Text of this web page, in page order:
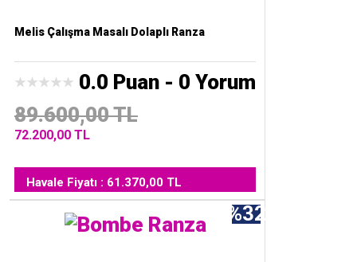
Melis Çalışma Masalı Dolaplı Ranza
0.0 Puan - 0 Yorum
89.600,00 TL
72.200,00 TL
Havale Fiyatı : 61.370,00 TL
%32